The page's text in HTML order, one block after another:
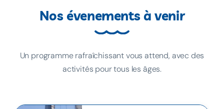
Nos évenements à venir
Un programme rafraîchissant vous attend, avec des
activités pour tous les âges.